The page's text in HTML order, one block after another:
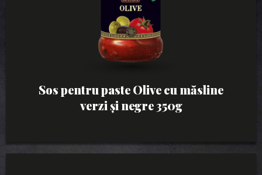
Sos pentru paste Olive cu măsline
verzi și negre 350g